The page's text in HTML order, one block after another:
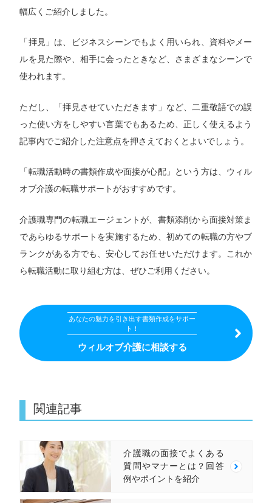
幅広くご紹介しました。
「拝見」は、ビジネスシーンでもよく用いられ、資料やメー
ルを見た際や、相手に会ったときなど、さまざまなシーンで
使われます。
ただし、「拝見させていただきます」など、二重敬語での誤
った使い方をしやすい言葉でもあるため、正しく使えるよう
記事内でご紹介した注意点を押さえておくとよいでしょう。
「転職活動時の書類作成や面接が心配」という方は、ウィル
オブ介護の転職サポートがおすすめです。
介護職専門の転職エージェントが、書類添削から面接対策ま
であらゆるサポートを実施するため、初めての転職の方やブ
ランクがある方でも、安心してお任せいただけます。これか
ら転職活動に取り組む方は、ぜひご利用ください。
あなたの魅力を引き出す書類作成をサポー
ト！
ウィルオブ介護に相談する
関連記事
介護職の面接でよくある
質問やマナーとは？回答
例やポイントを紹介